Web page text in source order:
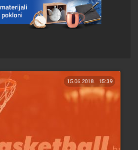
15.06.2018. 15:39